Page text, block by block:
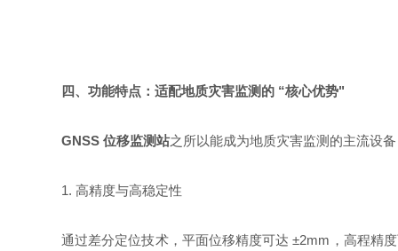
四、功能特点：适配地质灾害监测的 “核心优势"
GNSS 位移监测站之所以能成为地质灾害监测的主流设
1. 高精度与高稳定性
通过差分定位技术，平面位移精度可达 ±2mm，高程精